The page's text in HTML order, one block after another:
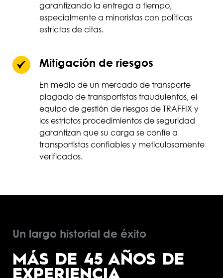
garantizando la entrega a tiempo,
especialmente a minoristas con políticas
estrictas de citas.
Mitigación de riesgos
En medio de un mercado de transporte
plagado de transportistas fraudulentos, el
equipo de gestión de riesgos de TRAFFIX y
los estrictos procedimientos de seguridad
garantizan que su carga se confíe a
transportistas confiables y meticulosamente
verificados.
Un largo historial de éxito
MÁS DE 45 AÑOS DE
EXPERIENCIA